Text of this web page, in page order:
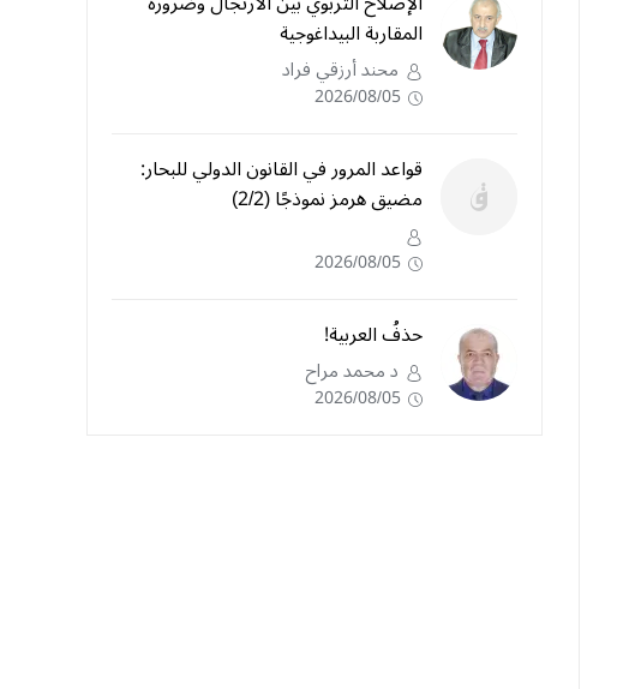
المقاربة البيداغوجية
محند أرزقي فراد
2026/08/05
قواعد المرور في القانون الدولي للبحار:
مضيق هرمز نموذجًا (2/2)
2026/08/05
حذفُ العربية!
د محمد مراح
2026/08/05